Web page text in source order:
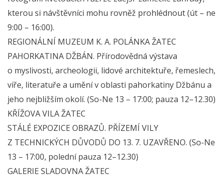
kterou si návštěvníci mohu rovněž prohlédnout (út – ne
9:00 – 16:00).
REGIONÁLNÍ MUZEUM K. A. POLÁNKA ŽATEC
PAHORKATINA DŽBÁN. Přírodovědná výstava
o myslivosti, archeologii, lidové architektuře, řemeslech,
víře, literatuře a umění v oblasti pahorkatiny Džbánu a
jeho nejbližším okolí. (So-Ne 13 – 17:00; pauza 12–12.30)
KŘÍŽOVA VILA ŽATEC
STÁLÉ EXPOZICE OBRAZŮ. PŘÍZEMÍ VILY
Z TECHNICKÝCH DŮVODŮ DO 13. 7. UZAVŘENO. (So-Ne
13 – 17:00, polední pauza 12–12.30)
GALERIE SLADOVNA ŽATEC